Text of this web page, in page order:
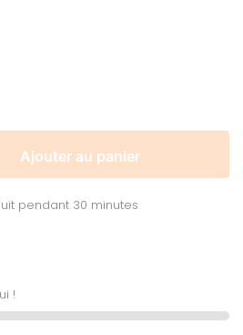
Ajouter au panier
pendant 30 minutes
!